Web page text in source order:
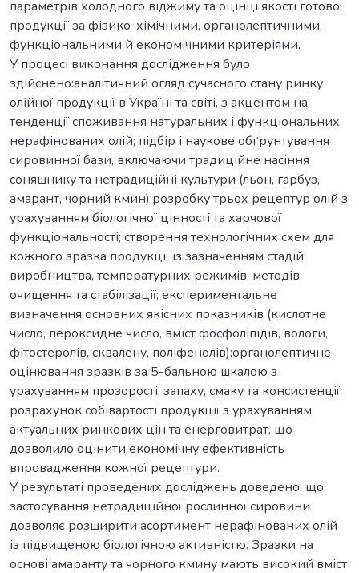
параметрів холодного віджиму та оцінці якості готової
продукції за фізико-хімічними, органолептичними,
функціональними й економічними критеріями.
У процесі виконання дослідження було
здійснено:аналітичний огляд сучасного стану ринку
олійної продукції в Україні та світі, з акцентом на
тенденції споживання натуральних і функціональних
нерафінованих олій; підбір і наукове обґрунтування
сировинної бази, включаючи традиційне насіння
соняшнику та нетрадиційні культури (льон, гарбуз,
амарант, чорний кмин);розробку трьох рецептур олій з
урахуванням біологічної цінності та харчової
функціональності; створення технологічних схем для
кожного зразка продукції із зазначенням стадій
виробництва, температурних режимів, методів
очищення та стабілізації; експериментальне
визначення основних якісних показників (кислотне
число, пероксидне число, вміст фосфоліпідів, вологи,
фітостеролів, сквалену, поліфенолів);органолептичне
оцінювання зразків за 5-бальною шкалою з
урахуванням прозорості, запаху, смаку та консистенції;
розрахунок собівартості продукції з урахуванням
актуальних ринкових цін та енерговитрат, що
дозволило оцінити економічну ефективність
впровадження кожної рецептури.
У результаті проведених досліджень доведено, що
застосування нетрадиційної рослинної сировини
дозволяє розширити асортимент нерафінованих олій
із підвищеною біологічною активністю. Зразки на
основі амаранту та чорного кмину мають високий вміст